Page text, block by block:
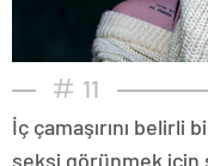
11
İç çamaşırını belirli
seksi görünmek için